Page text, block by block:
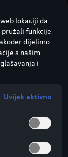
lokaciji da
funkcije
dijelimo
s našim
i
Uvijek aktivno